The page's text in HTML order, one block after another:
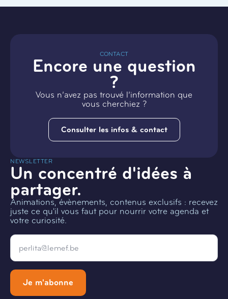
CONTACT
Encore une question
?
Vous n’avez pas trouvé l’information que
vous cherchiez ?
Consulter les infos & contact
NEWSLETTER
Un concentré d'idées à
partager.
Animations, évènements, contenus exclusifs : recevez
juste ce qu'il vous faut pour nourrir votre agenda et
votre curiosité.
Email
Je m'abonne